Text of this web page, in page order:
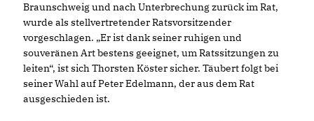
Braunschweig und nach Unterbrechung zurück im Rat,
wurde als stellvertretender Ratsvorsitzender
vorgeschlagen. „Er ist dank seiner ruhigen und
souveränen Art bestens geeignet, um Ratssitzungen zu
leiten“, ist sich Thorsten Köster sicher. Täubert folgt bei
seiner Wahl auf Peter Edelmann, der aus dem Rat
ausgeschieden ist.